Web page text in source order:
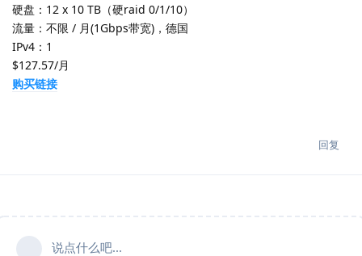
硬盘：12 x 10 TB（硬raid 0/1/10）
流量：不限 / 月(1Gbps带宽)，德国
IPv4：1
$127.57/月
购买链接
回复
说点什么吧...